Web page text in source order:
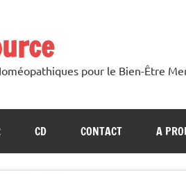
pour le Bien-Être
CD CONTACT A